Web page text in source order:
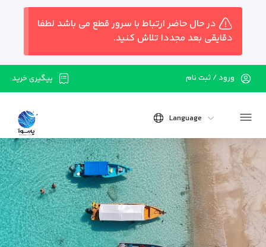
در حال حاضر ارتباط با سرور قطع می باشد لطفا
دقایقی بعد مجددا تلاش کنید.
پیگیری خرید ورود / ثبت نام
Language